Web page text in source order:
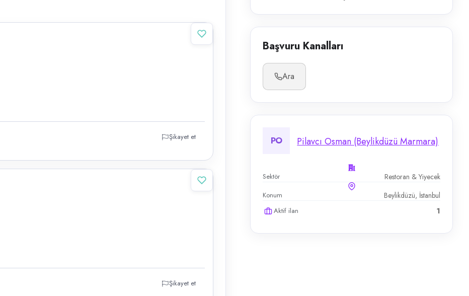
Başvuru Kanalları
Ara
PO Pilavcı Osman (Beylikdüzü Marmara)
Sektör Restoran & Yiyecek
Konum Beylikdüzü, İstanbul
Aktif ilan 1
Şikayet et
Şikayet et